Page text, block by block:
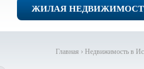
ЖИЛАЯ
Главная › Недвижимость в